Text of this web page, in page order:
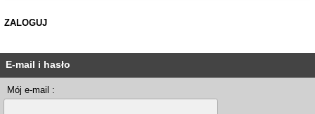
ZALOGUJ
E-mail i hasło
Mój e-mail :